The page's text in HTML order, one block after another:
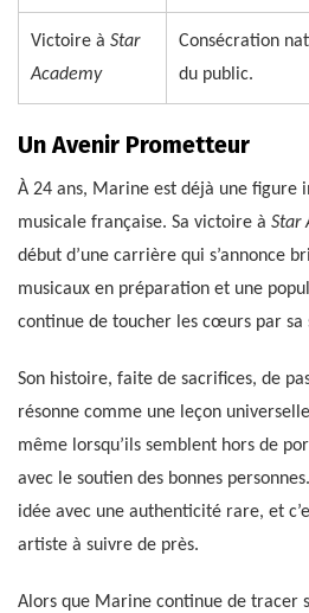
Victoire à Star
Academy
Consécration
du public.
Un Avenir Prometteur
À 24 ans, Marine est déjà une figure
musicale française. Sa victoire à Star
début d’une carrière qui s’annonce
musicaux en préparation et une
continue de toucher les cœurs par
Son histoire, faite de sacrifices, de
résonne comme une leçon
même lorsqu’ils semblent hors de
avec le soutien des bonnes
idée avec une authenticité rare, et
artiste à suivre de près.
Alors que Marine continue de tracer